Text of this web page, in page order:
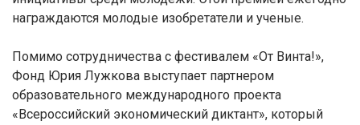
награждаются молодые изобретатели и ученые.
Помимо сотрудничества с фестивалем «От Винта!»,
Фонд Юрия Лужкова выступает партнером
образовательного международного проекта
«Всероссийский экономический диктант», который